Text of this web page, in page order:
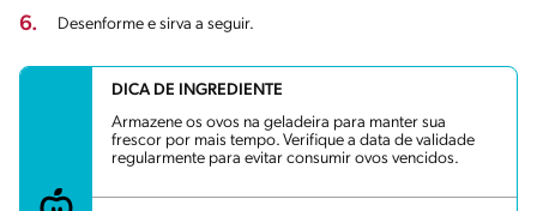
6. Desenforme e sirva a seguir.
DICA DE INGREDIENTE
Armazene os ovos na geladeira para manter sua
frescor por mais tempo. Verifique a data de validade
regularmente para evitar consumir ovos vencidos.